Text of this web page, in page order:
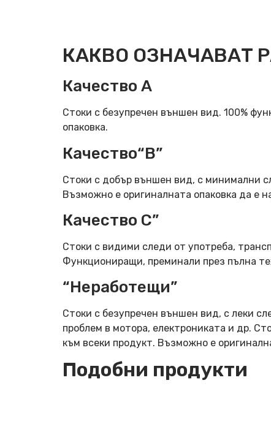
КАКВО ОЗНАЧАВАТ
Качество А
Стоки с безупречен външен вид. 100%
опаковка.
Качество“B”
Стоки с добър външен вид, с минимални
Възможно е оригиналната опаковка да е
Качество C”
Стоки с видими следи от употреба,
Функциониращи, преминали през пълна
“Неработещи”
Стоки с безупречен външен вид, с леки
проблем в мотора, електрониката и др.
към всеки продукт. Възможно е
Подобни продукти